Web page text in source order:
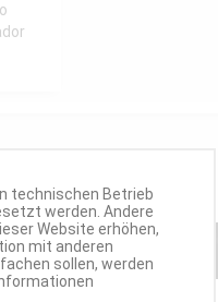
technischen Betrieb
werden. Andere
Website erhöhen,
mit anderen
sollen, werden